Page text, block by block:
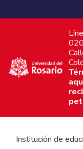
Institución de